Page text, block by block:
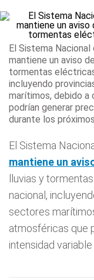
El Sistema
mantiene un aviso
tormentas
incluyendo
marítimos, debido a
podrían generar
durante los
El Sistema
mantiene un
lluvias y
nacional,
sectores
atmosféricas que
intensidad